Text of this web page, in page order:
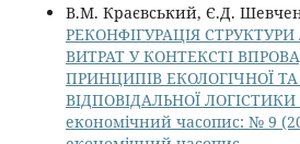
В.М. Краєвський, Є.Д.
РЕКОНФІГУРАЦІЯ
ВИТРАТ У КОНТЕКСТІ
ПРИНЦИПІВ ЕКОЛОГІЧНОЇ
ВІДПОВІДАЛЬНОЇ ЛОГІСТИКИ
економічний часопис: № 9